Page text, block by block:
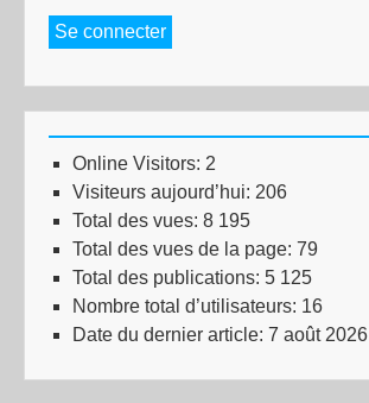
Se connecter
Online Visitors: 2
Visiteurs aujourd’hui: 206
Total des vues: 8 195
Total des vues de la page: 79
Total des publications: 5 125
Nombre total d’utilisateurs: 16
Date du dernier article: 7 août 2026